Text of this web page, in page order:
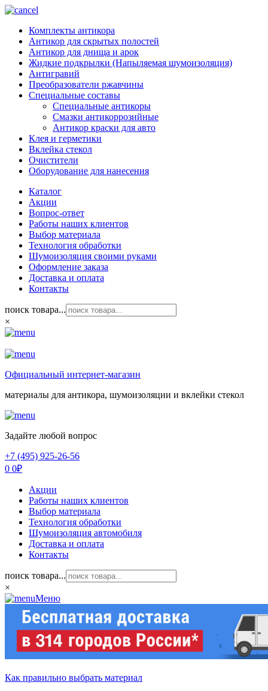
Комплекты антикора
Антикор для скрытых полостей
Антикор для днища и арок
Жидкие подкрылки (Напыляемая шумоизоляция)
Антигравий
Преобразователи ржавчины
Специальные составы
Специальные антикоры
Смазки антикоррозийные
Антикор краски для авто
Клея и герметики
Вклейка стекол
Очистители
Оборудование для нанесения
Каталог
Акции
Вопрос-ответ
Работы наших клиентов
Выбор материала
Технология обработки
Шумоизоляция своими руками
Оформление заказа
Доставка и оплата
Контакты
поиск товара...
×
Официальный интернет-магазин
материалы для антикора, шумоизоляции и вклейки стекол
Задайте любой вопрос
+7 (495) 925-26-56
0 0₽
Акции
Работы наших клиентов
Выбор материала
Технология обработки
Шумоизоляция автомобиля
Доставка и оплата
Контакты
поиск товара...
×
Меню
Как правильно выбрать материал